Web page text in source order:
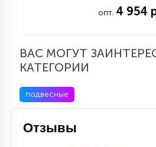
опт. 4 954
ВАС МОГУТ
КАТЕГОРИИ
подвесные
Отзывы